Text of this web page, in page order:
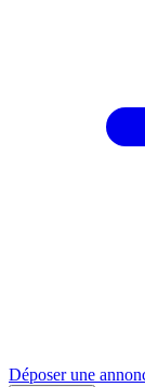
Déposer une